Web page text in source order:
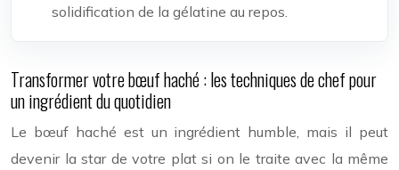
solidification de la gélatine au repos.
Transformer votre bœuf haché : les techniques de chef pour
un ingrédient du quotidien
Le bœuf haché est un ingrédient humble, mais il peut
devenir la star de votre plat si on le traite avec la même